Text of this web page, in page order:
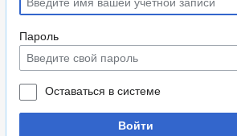
навигации
поиску
Пароль
Оставаться в системе
Войти